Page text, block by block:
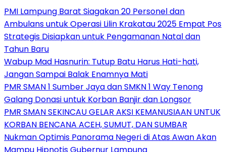
PMI Lampung Barat Siagakan 20 Personel dan
Ambulans untuk Operasi Lilin Krakatau 2025 Empat Pos
Strategis Disiapkan untuk Pengamanan Natal dan
Tahun Baru
Wabup Mad Hasnurin: Tutup Batu Harus Hati-hati,
Jangan Sampai Balak Enamnya Mati
PMR SMAN 1 Sumber Jaya dan SMKN 1 Way Tenong
Galang Donasi untuk Korban Banjir dan Longsor
PMR SMAN SEKINCAU GELAR AKSI KEMANUSIAAN UNTUK
KORBAN BENCANA ACEH, SUMUT, DAN SUMBAR
Nukman Optimis Panorama Negeri di Atas Awan Akan
Mampu Hipnotis Gubernur Lampung